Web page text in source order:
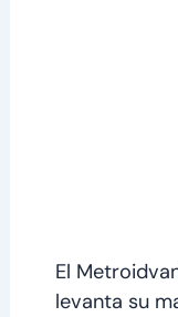
El
levanta su